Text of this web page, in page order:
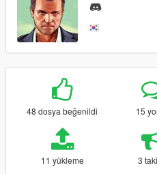
48 dosya beğenildi 15
11 yükleme 3